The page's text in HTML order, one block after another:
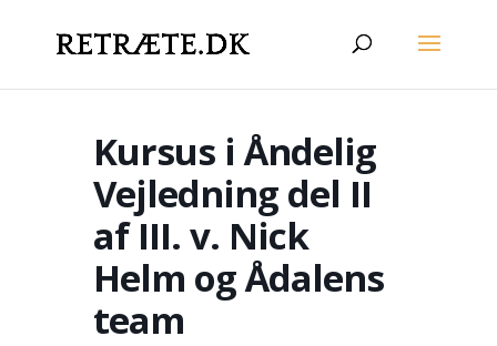
Kursus i Åndelig
Vejledning del II
af III. v. Nick
Helm og Ådalens
team